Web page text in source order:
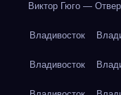
Виктор Гюго —
Владивосток
Владивосток